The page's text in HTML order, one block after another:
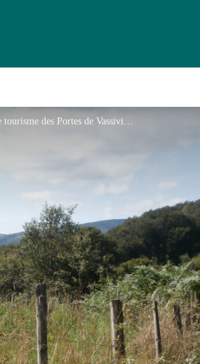
Sur les pas de ST Jacques... - Office de tourisme des Portes de Vassivière